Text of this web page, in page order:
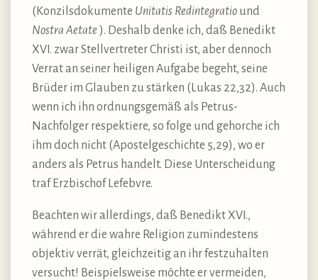
(Konzilsdokumente Unitatis Redintegratio und
Nostra Aetate). Deshalb denke ich, daß Benedikt
XVI. zwar Stellvertreter Christi ist, aber dennoch
Verrat an seiner heiligen Aufgabe begeht, seine
Brüder im Glauben zu stärken (Lukas 22,32). Auch
wenn ich ihn ordnungsgemäß als Petrus-
Nachfolger respektiere, so folge und gehorche ich
ihm doch nicht (Apostelgeschichte 5,29), wo er
anders als Petrus handelt. Diese Unterscheidung
traf Erzbischof Lefebvre.
Beachten wir allerdings, daß Benedikt XVI.,
während er die wahre Religion zumindestens
objektiv verrät, gleichzeitig an ihr festzuhalten
versucht! Beispielsweise möchte er vermeiden,